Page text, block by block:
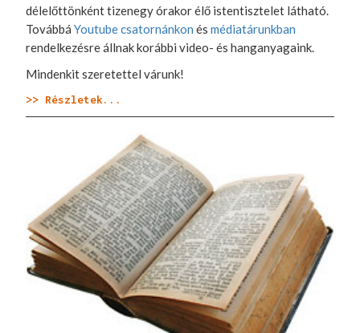
délelőttönként tizenegy órakor élő istentisztelet látható.
TovábbáYoutube csatornánkon ésmédiatárunkban
rendelkezésre állnak korábbi video- és hanganyagaink.
Mindenkit szeretettel várunk!
>> Részletek...